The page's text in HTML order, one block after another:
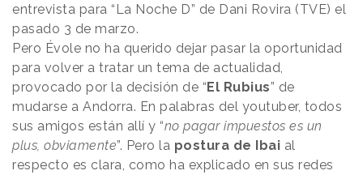
entrevista para “La Noche D” de Dani Rovira (TVE) el
pasado 3 de marzo.
Pero Évole no ha querido dejar pasar la oportunidad
para volver a tratar un tema de actualidad,
provocado por la decisión de “El Rubius” de
mudarse a Andorra. En palabras del youtuber, todos
sus amigos están allí y “no pagar impuestos es un
plus, obviamente”. Pero la postura de Ibai al
respecto es clara, como ha explicado en sus redes